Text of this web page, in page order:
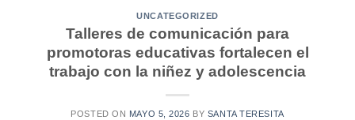
UNCATEGORIZED
Talleres de comunicación para
promotoras educativas fortalecen el
trabajo con la niñez y adolescencia
POSTED ON MAYO 5, 2026 BY SANTA TERESITA